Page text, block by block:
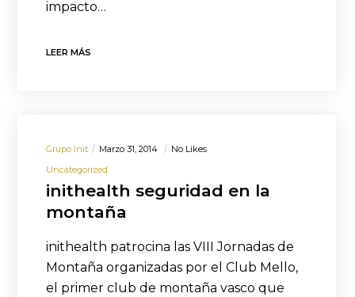
impacto…
LEER MÁS
Grupo Init Marzo 31, 2014
No Likes
Uncategorized
inithealth seguridad en la
montaña
inithealth patrocina las VIII Jornadas de
Montaña organizadas por el Club Mello,
el primer club de montaña vasco que